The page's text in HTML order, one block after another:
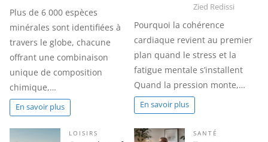
Plus de 6 000 espèces
minérales sont identifiées à
travers le globe, chacune
offrant une combinaison
unique de composition
chimique,…
En savoir plus
Zied Redissi
Pourquoi la cohérence
cardiaque revient au premier
plan quand le stress et la
fatigue mentale s’installent
Quand la pression monte,…
En savoir plus
LOISIRS SANTÉ